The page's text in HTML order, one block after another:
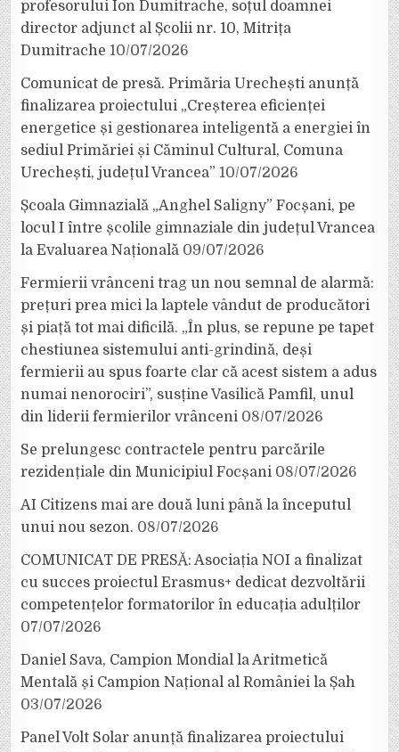
profesorului Ion Dumitrache, soțul doamnei
director adjunct al Școlii nr. 10, Mitrița
Dumitrache 10/07/2026
Comunicat de presă. Primăria Urechești anunță
finalizarea proiectului „Creșterea eficienței
energetice și gestionarea inteligentă a energiei în
sediul Primăriei și Căminul Cultural, Comuna
Urechești, județul Vrancea” 10/07/2026
Școala Gimnazială „Anghel Saligny” Focșani, pe
locul I între școlile gimnaziale din județul Vrancea
la Evaluarea Națională 09/07/2026
Fermierii vrânceni trag un nou semnal de alarmă:
prețuri prea mici la laptele vândut de producători
și piață tot mai dificilă. „În plus, se repune pe tapet
chestiunea sistemului anti-grindină, deși
fermierii au spus foarte clar că acest sistem a adus
numai nenorociri”, susține Vasilică Pamfil, unul
din liderii fermierilor vrânceni 08/07/2026
Se prelungesc contractele pentru parcările
rezidențiale din Municipiul Focșani 08/07/2026
AI Citizens mai are două luni până la începutul
unui nou sezon. 08/07/2026
COMUNICAT DE PRESĂ: Asociația NOI a finalizat
cu succes proiectul Erasmus+ dedicat dezvoltării
competențelor formatorilor în educația adulților
07/07/2026
Daniel Sava, Campion Mondial la Aritmetică
Mentală și Campion Național al României la Șah
03/07/2026
Panel Volt Solar anunță finalizarea proiectului